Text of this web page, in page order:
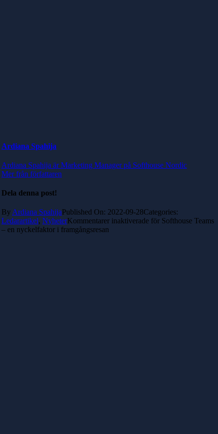
Ardiana Spahija
Ardiana Spahija är Marketing Manager på Softhouse Nordic
Mer från författaren
Dela denna post!
By Ardiana SpahijaPublished On: 2022-09-28Categories:
Ledarartikel, NyheterKommentarer inaktiverade för Softhouse Teams
– en nyckelfaktor i framgångsresan